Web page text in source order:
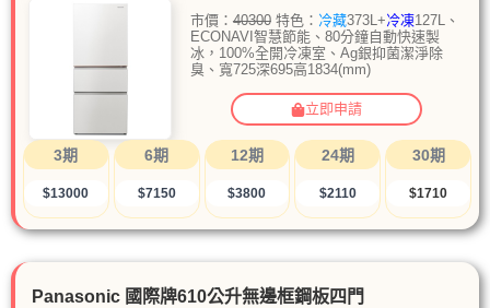
市價： 40300特色： 冷藏373L+冷凍127L、
ECONAVI智慧節能、80分鐘自動快速製
冰，100%全開冷凍室、Ag銀抑菌潔淨除
臭、寬725深695高1834(mm)
立即申請
3期
$13000
6期
$7150
12期
$3800
24期
$2110
30期
$1710
Panasonic 國際牌610公升無邊框鋼板四門